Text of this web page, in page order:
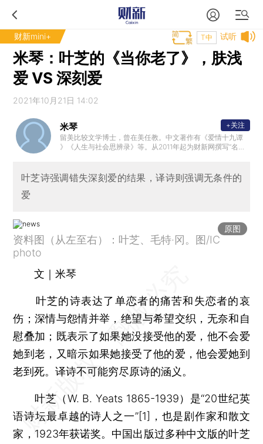
财新mini+ 试听
T中
米琴：叶芝的《当你老了》，肤浅
爱 VS 深刻爱
2021年10月21日 14:02
米琴
留美比较文学博士，曾在美任教。中文著作有《爱情十九谭
》《人生与社会思辨录》等。从2011年起为财新网撰写“名著
+关注
叶芝诗强调错失深刻爱的结果，译诗则强调无条件的
爱
原图
资料图（从左至右）：叶芝、毛特·冈。图/IC
photo
文｜米琴
叶芝的诗表达了单恋者的痛苦和失恋者的哀
伤；深情与怨情并举，绝望与希望交织，无奈和自
慰叠加；既表示了如果她没接受他的爱，他不会爱
她到老，又暗示如果她接受了他的爱，他会爱她到
老到死。译诗不可能穷尽原诗的涵义。
叶芝（W. B. Yeats 1865-1939）是“20世纪英
语诗坛最卓越的诗人之一”[1]，也是剧作家和散文
家，1923年获诺奖。中国出版过多种中文版的叶芝